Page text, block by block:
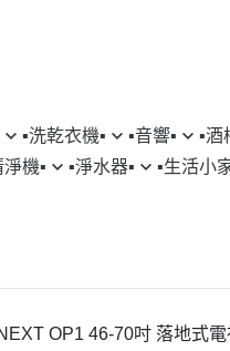
際牌
▪︎洗乾衣機▪︎
｜國際牌
｜博世
▪︎音響▪︎ ▪︎酒
機▪︎ ▪︎淨水器▪︎ ▪︎生活小
▹SAMSUNG｜三
▹HITACHI｜日立